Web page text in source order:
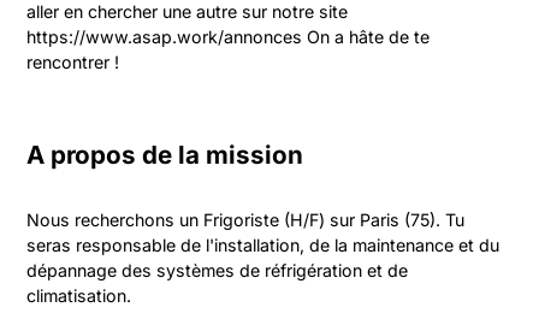
aller en chercher une autre sur notre site
https://www.asap.work/annonces On a hâte de te
rencontrer !
A propos de la mission
Nous recherchons un Frigoriste (H/F) sur Paris (75). Tu
seras responsable de l'installation, de la maintenance et du
dépannage des systèmes de réfrigération et de
climatisation.